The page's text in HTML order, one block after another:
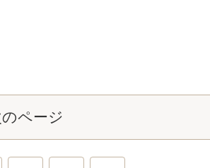
ページ